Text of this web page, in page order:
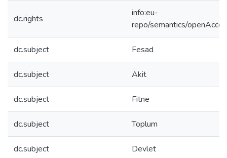
dc.rights
info:eu-
repo/semantics/
dc.subject Fesad
dc.subject Akit
dc.subject Fitne
dc.subject Toplum
dc.subject Devlet